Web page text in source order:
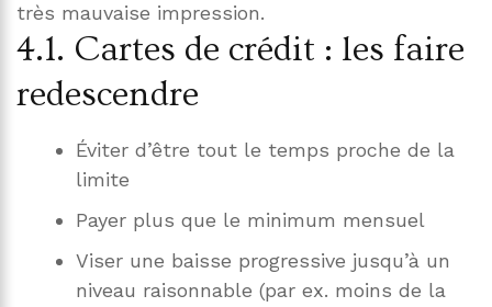
très mauvaise impression.
4.1. Cartes de crédit : les faire
redescendre
Éviter d’être tout le temps proche de la
limite
Payer plus que le minimum mensuel
Viser une baisse progressive jusqu’à un
niveau raisonnable (par ex. moins de la